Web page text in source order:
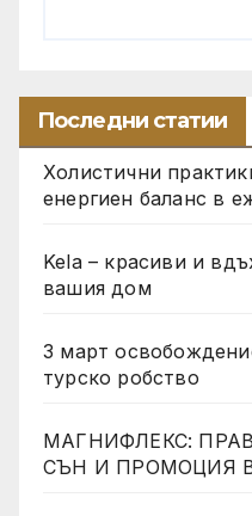
Последни статии
Холистични
енергиен баланс в
Kela – красиви и
вашия дом
3 март
турско робство
МАГНИФЛЕКС:
СЪН И ПРОМОЦИЯ В